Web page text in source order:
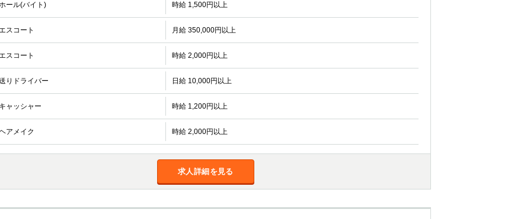
ール(バイト) 時給 1,500円以上
スコート 月給 350,000円以上
スコート 時給 2,000円以上
りドライバー 日給 10,000円以上
キャッシャー 時給 1,200円以上
アメイク 時給 2,000円以上
求人詳細を見る
茅ヶ崎 たまプラーザ 大船
桜木町
大宮 川越
南浦和
所沢 熊谷
獨協大学前＜草
北浦和（西口）
船橋 津田沼 成田 千葉
西船橋
佐倉
木更津 柏（東口）
茂原
松戸 八千代台 本八幡
東金
宇都宮 小山
東武宇都宮（宇